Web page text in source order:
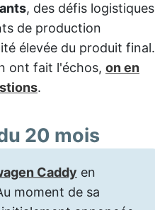
, des défis logistiques
de production
élevée du produit final.
ont fait l'échos, on en
.
20 mois
Caddy en
moment de sa